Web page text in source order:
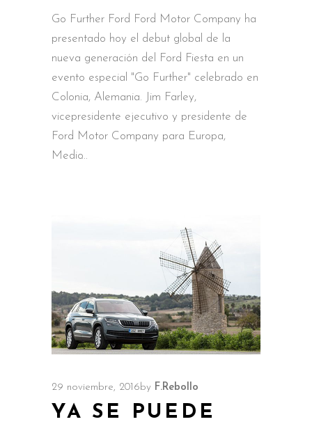
Go Further Ford Ford Motor Company ha
presentado hoy el debut global de la
nueva generación del Ford Fiesta en un
evento especial "Go Further" celebrado en
Colonia, Alemania. Jim Farley,
vicepresidente ejecutivo y presidente de
Ford Motor Company para Europa,
Medio
29 noviembre, 2016by F.Rebollo
YA SE PUEDE